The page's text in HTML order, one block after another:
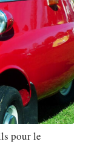
pour le